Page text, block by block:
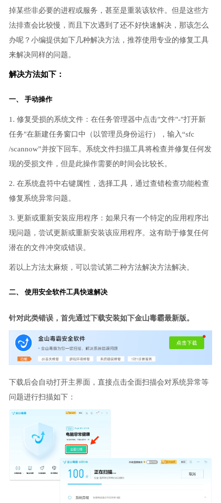
掉某些非必要的进程或服务，甚至是重装该软件。但是这些方
法排查会比较慢，而且下次遇到了还不好快速解决，那该怎么
办呢？小编提供如下几种解决方法，推荐使用专业的修复工具
来解决同样的问题。
解决方法如下：
一、 手动操作
1. 修复受损的系统文件：在任务管理器中点击"文件"-"打开新
任务"在新建任务窗口中（以管理员身份运行），输入“sfc
/scannow”并按下回车。系统文件扫描工具将检查并修复任何发
现的受损文件，但是此操作需要的时间会比较长。
2. 在系统盘符中右键属性，选择工具，通过查错检查功能检查
修复系统异常问题。
3. 更新或重新安装应用程序：如果只有一个特定的应用程序出
现问题，尝试更新或重新安装该应用程序。这有助于修复任何
潜在的文件冲突或错误。
若以上方法太麻烦，可以尝试第二种方法解决方法解决。
二、 使用安全软件工具快速解决
针对此类错误，首先通过下载安装如下金山毒霸最新版。
下载后会自动打开主界面，直接点击全面扫描会对系统异常等
问题进行扫描如下：